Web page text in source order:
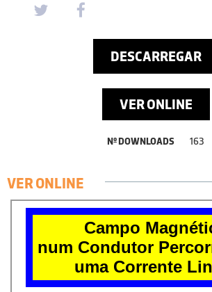
DESCARREGAR
VER ONLINE
Nº DOWNLOADS 163
VER ONLINE